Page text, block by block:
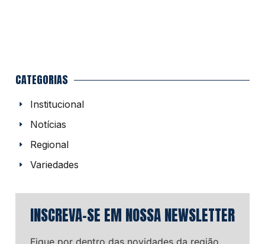
CATEGORIAS
Institucional
Notícias
Regional
Variedades
INSCREVA-SE EM NOSSA NEWSLETTER